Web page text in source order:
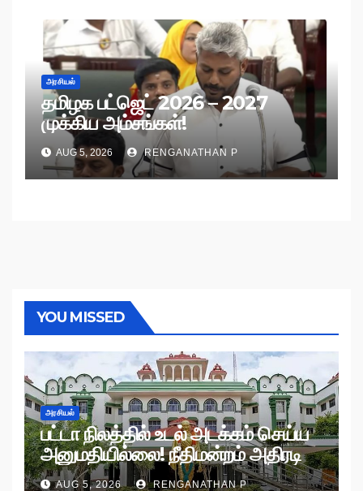
அரசியல்
தமிழக பட்ஜெட் 2026 – 2027
முக்கிய அம்சங்கள்!
AUG 5, 2026 RENGANATHAN P
YOU MISSED
அரசியல்
பட்டா நிலத்தில் உடல் அடக்கம் செய்ய
அனுமதியில்லை! நீதிமன்றம் அதிரடி
உத்தரவு!
AUG 5, 2026 RENGANATHAN P